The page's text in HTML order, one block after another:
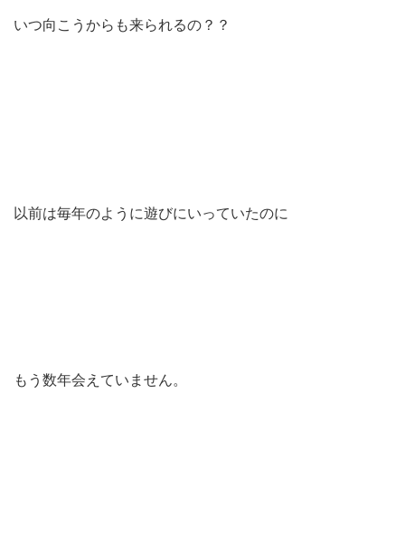
いつ向こうからも来られるの？？
以前は毎年のように遊びにいっていたのに
もう数年会えていません。